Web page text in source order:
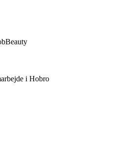
Beauty
i Hobro